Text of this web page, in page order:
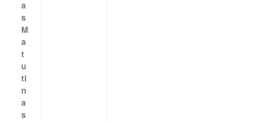
a
s
M
a
t
u
ti
n
a
s